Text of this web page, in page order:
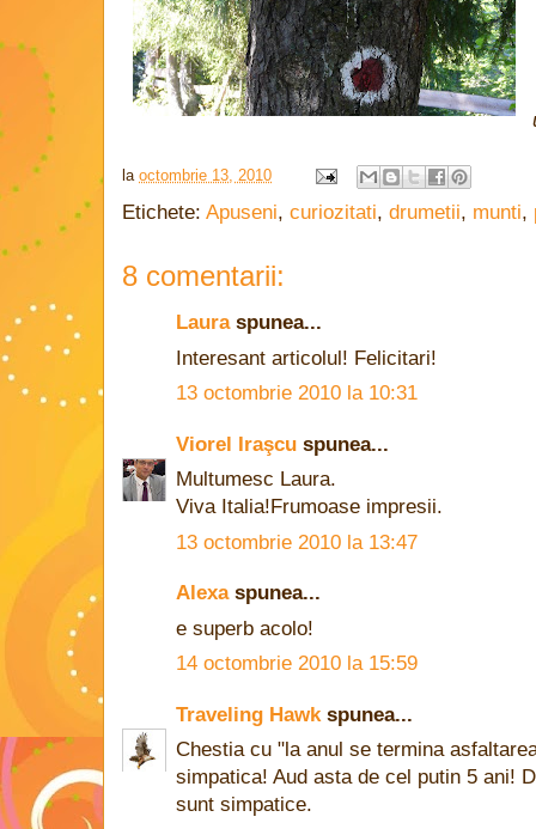
la octombrie 13, 2010
Etichete: Apuseni, curiozitati, drumetii, munti,
8 comentarii:
Lauraspunea...
Interesant articolul! Felicitari!
13 octombrie 2010 la 10:31
Viorel Iraşcu spunea...
Multumesc Laura.
Viva Italia!Frumoase impresii.
13 octombrie 2010 la 13:47
Alexaspunea...
e superb acolo!
14 octombrie 2010 la 15:59
Traveling Hawk spunea...
Chestia cu "la anul se termina
simpatica! Aud asta de cel putin 5 ani!
sunt simpatice.